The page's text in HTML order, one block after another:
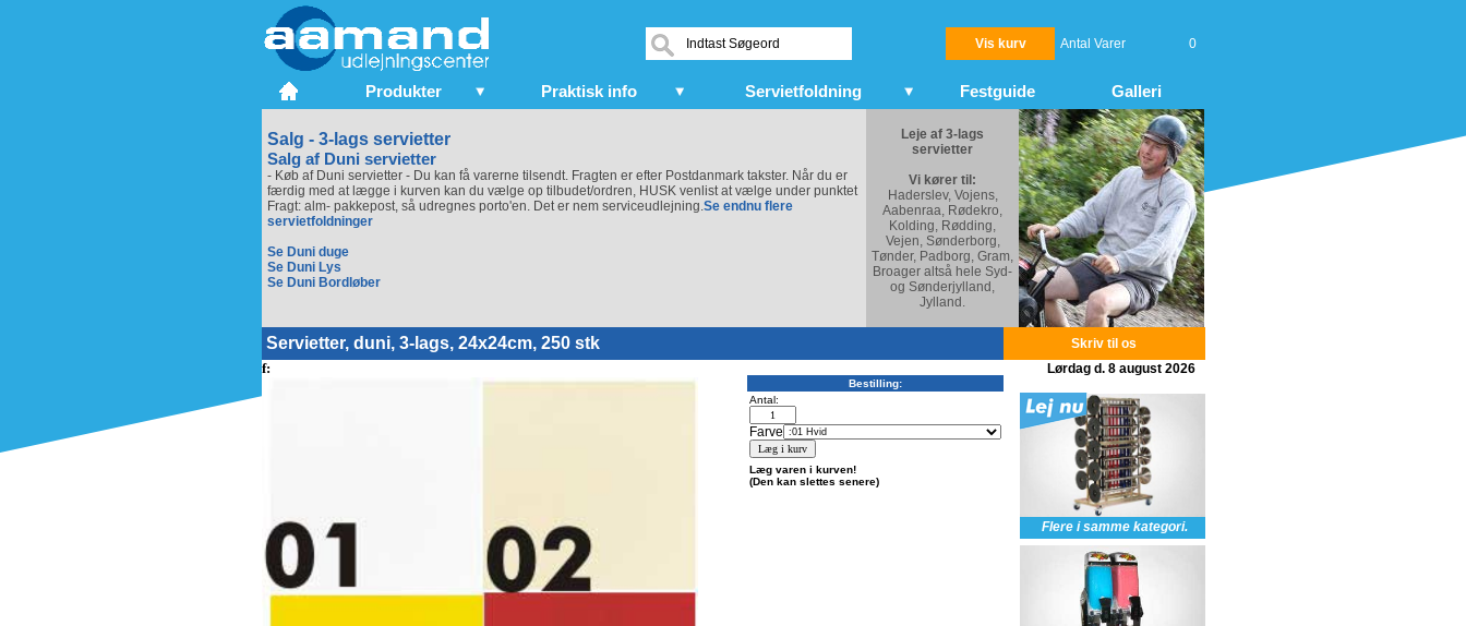
Vis kurv Antal Varer 0
Salg - 3-lags servietter
Salg af Duni servietter
- Køb af Duni servietter - Du kan få varerne tilsendt. Fragten er efter Postdanmark takster. Når du er
færdig med at lægge i kurven kan du vælge op tilbudet/ordren, HUSK venlist at vælge under punktet
Fragt: alm- pakkepost, så udregnes porto'en. Det er nem serviceudlejning.Se endnu flere
servietfoldninger
Se Duni duge
Se Duni Lys
Se Duni Bordløber
Leje af 3-lags
servietter
Vi kører til:
Haderslev, Vojens,
Aabenraa, Rødekro,
Kolding, Rødding,
Vejen, Sønderborg,
Tønder, Padborg, Gram,
Broager altså hele Syd-
og Sønderjylland,
Jylland.
Servietter, duni, 3-lags, 24x24cm, 250 stk
f:
Bestilling:
Antal:
Farve
Læg varen i kurven!
(Den kan slettes senere)
Skriv til os
Lørdag d. 8 august 2026
Flere i samme kategori.
Produkter Praktisk info Servietfoldning Festguide Galleri